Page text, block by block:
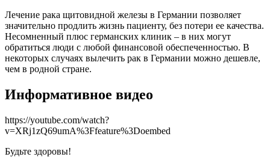
Лечение рака щитовидной железы в Германии позволяет
значительно продлить жизнь пациенту, без потери ее качества.
Несомненный плюс германских клиник – в них могут
обратиться люди с любой финансовой обеспеченностью. В
некоторых случаях вылечить рак в Германии можно дешевле,
чем в родной стране.
Информативное видео
https://youtube.com/watch?
v=XRj1zQ69umA%3Ffeature%3Doembed
Будьте здоровы!